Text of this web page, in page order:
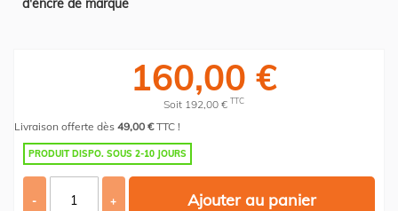
160,00 €
Soit 192,00 € TTC
Livraison offerte dès 49,00 €TTC !
PRODUIT DISPO. SOUS 2-10 JOURS
- + Ajouter au panier